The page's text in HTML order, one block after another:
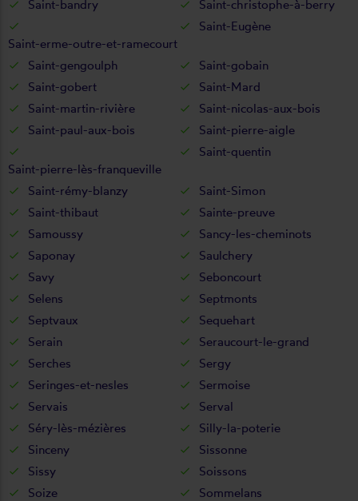
Saint-bandry Saint-christophe-à-berry
Saint-erme-outre-et-ramecourt
Saint-Eugène
Saint-gengoulph
Saint-gobain
Saint-gobert
Saint-Mard
Saint-martin-rivière
Saint-nicolas-aux-bois
Saint-paul-aux-bois
Saint-pierre-aigle
Saint-pierre-lès-franqueville
Saint-quentin
Saint-rémy-blanzy
Saint-Simon
Saint-thibaut
Sainte-preuve
Samoussy
Sancy-les-cheminots
Saponay
Saulchery
Savy
Seboncourt
Selens
Septmonts
Septvaux
Sequehart
Serain
Seraucourt-le-grand
Serches
Sergy
Seringes-et-nesles
Sermoise
Servais
Serval
Séry-lès-mézières
Silly-la-poterie
Sinceny
Sissonne
Sissy
Soissons
Soize
Sommelans